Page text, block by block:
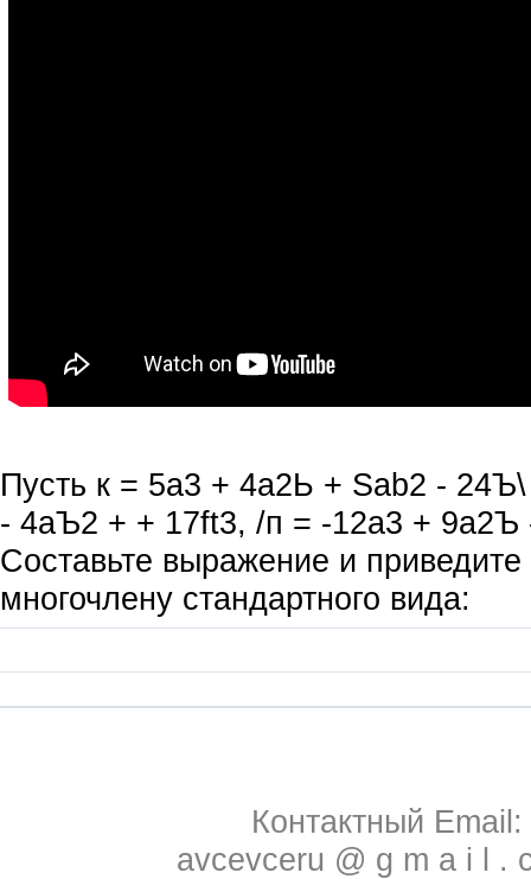
Пусть к = 5а3 + 4а2Ь + Sab2 -
- 4аЪ2 + + 17ft3, /п = -12а3 +
Составьте выражение и приведите
многочлену стандартного вида:
Контактный Email:
avcevceru @ g m a i l .